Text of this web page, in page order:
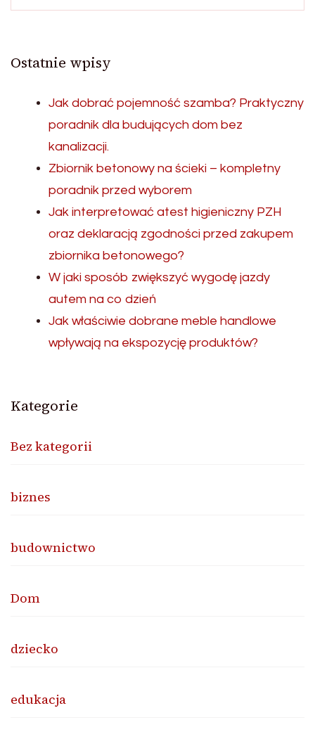
Ostatnie wpisy
Jak dobrać pojemność szamba? Praktyczny
poradnik dla budujących dom bez
kanalizacji.
Zbiornik betonowy na ścieki – kompletny
poradnik przed wyborem
Jak interpretować atest higieniczny PZH
oraz deklaracją zgodności przed zakupem
zbiornika betonowego?
W jaki sposób zwiększyć wygodę jazdy
autem na co dzień
Jak właściwie dobrane meble handlowe
wpływają na ekspozycję produktów?
Kategorie
Bez kategorii
biznes
budownictwo
Dom
dziecko
edukacja